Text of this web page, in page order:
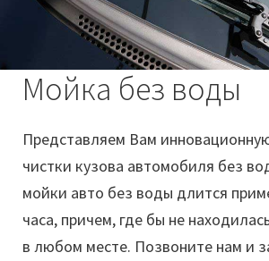
Мойка без воды
Представляем Вам
чистки кузова автомобиля без
мойки авто без воды длится
часа, причем, где бы не
в любом месте. Позвоните нам и